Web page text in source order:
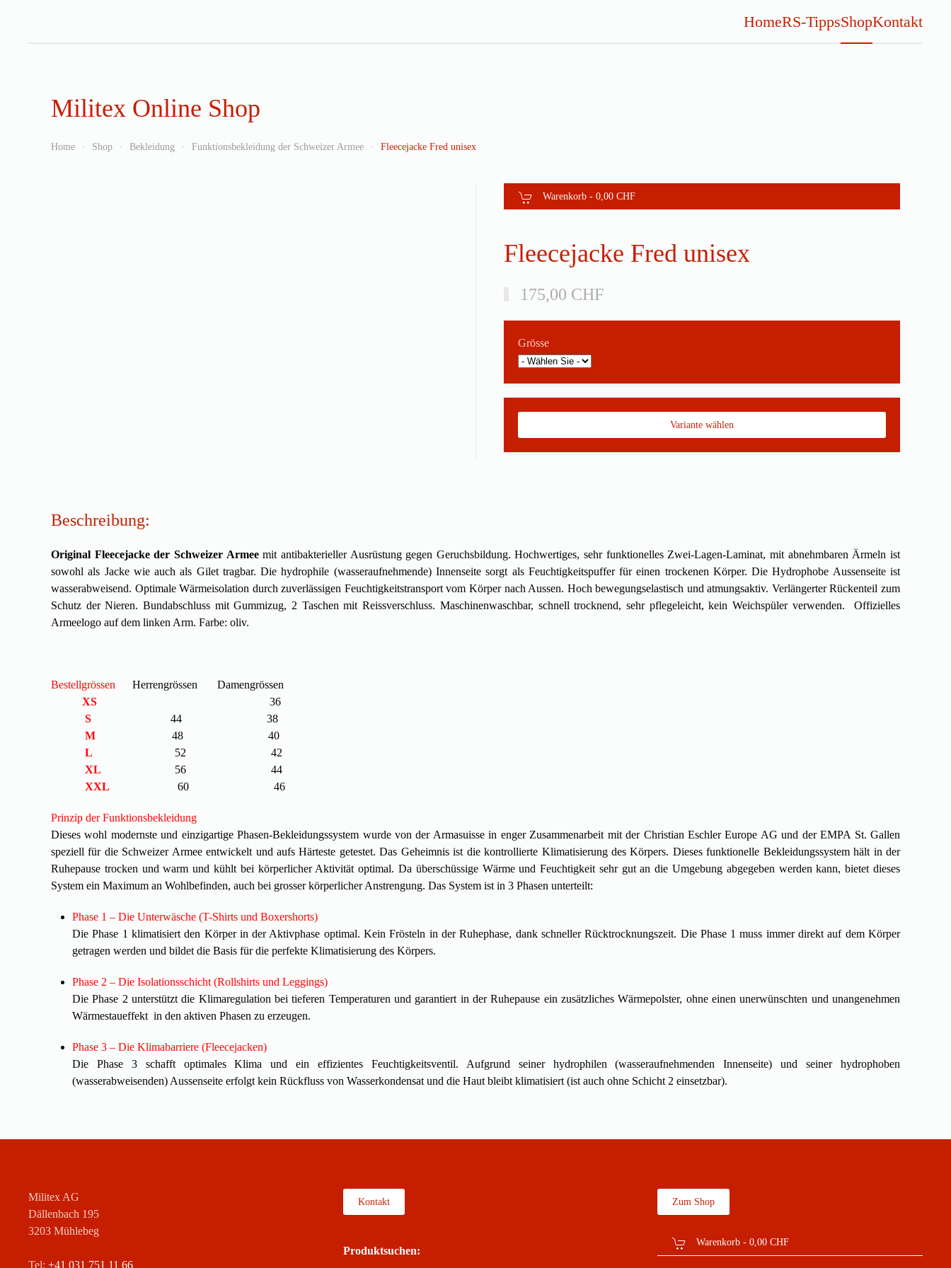
HomeRS-TippsShopKontakt
Militex Online Shop
Home Shop Bekleidung Funktionsbekleidung der Schweizer Armee Fleecejacke Fred unisex
Warenkorb - 0,00 CHF
Fleecejacke Fred unisex
175,00 CHF
Grösse
Beschreibung:
Original Fleecejacke der Schweizer Armeemit antibakterieller Ausrüstung gegen Geruchsbildung. Hochwertiges, sehr funktio­nelles Zwei-Lagen-Laminat, mit abnehm­baren Ärmeln ist
sowohl als Jacke wie auch als Gilet tragbar. Die hydrophile (wasser­aufnehmende) Innenseite sorgt als Feuchtigkeitspuffer für einen trockenen Körper. Die Hydrophobe Aussenseite ist
wasserabweisend. Optimale Wärmeisolation durch zuverlässigen Feuchtigkeitstransport vom Körper nach Aussen. Hoch bewegungselastisch und atmungsaktiv. Verlängerter Rückenteil zum
Schutz der Nieren. Bundabschluss mit Gummizug, 2 Taschen mit Reissverschluss. Maschinen­waschbar, schnell trocknend, sehr pflegeleicht, kein Weichspüler verwenden. Offiziel­les
Armeelogo auf dem linken Arm. Farbe: oliv.
Bestellgrössen Herrengrössen Damengrössen
XS 36
S
44 38
M
48 40
L
52 42
XL
56 44
XXL
60 46
Prinzip der Funktionsbekleidung
Dieses wohl modernste und einzigartige Phasen-Bekleidungssystem wurde von der Armasuisse in enger Zusammenarbeit mit der Christian Eschler Europe AG und der EMPA St. Gallen
speziell für die Schweizer Armee entwickelt und aufs Härteste getestet. Das Geheimnis ist die kontrollierte Klimatisierung des Körpers. Dieses funktionelle Bekleidungssystem hält in der
Ruhepause trocken und warm und kühlt bei körperlicher Aktivität optimal. Da überschüssige Wärme und Feuchtigkeit sehr gut an die Umgebung abgegeben werden kann, bietet dieses
System ein Maximum an Wohlbefinden, auch bei grosser körperlicher Anstrengung. Das System ist in 3 Phasen unterteilt:
Phase 1 – Die Unterwäsche (T-Shirts und Boxershorts)
Die Phase 1 klimatisiert den Körper in der Aktivphase optimal. Kein Frösteln in der Ruhephase, dank schneller Rücktrocknungszeit. Die Phase 1 muss immer direkt auf dem Körper
getragen werden und bildet die Basis für die perfekte Klimatisierung des Körpers.
Phase 2 – Die Isolationsschicht (Rollshirts und Leggings)
Die Phase 2 unterstützt die Klimaregulation bei tieferen Temperaturen und garantiert in der Ruhepause ein zusätzliches Wärmepolster, ohne einen unerwünschten und unangenehmen
Wärmestaueffekt in den aktiven Phasen zu erzeugen.
Phase 3 – Die Klimabarriere (Fleecejacken)
Die Phase 3 schafft optimales Klima und ein effizientes Feuchtigkeitsventil. Aufgrund seiner hydrophilen (wasseraufnehmenden Innenseite) und seiner hydrophoben
(wasserabweisenden) Aussenseite erfolgt kein Rückfluss von Wasserkondensat und die Haut bleibt klimatisiert (ist auch ohne Schicht 2 einsetzbar).
Militex AG
Dällenbach 195
3203 Mühlebeg
Tel: +41 031 751 11 66
Kontakt
Produktsuchen:
Zum Shop
Warenkorb -0,00 CHF